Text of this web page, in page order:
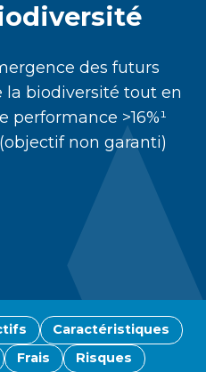
des futurs
la biodiversité tout en
performance >16%¹
non garanti)
Caractéristiques
Frais
Risques